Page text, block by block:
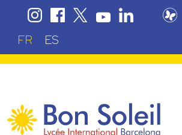
FR ES